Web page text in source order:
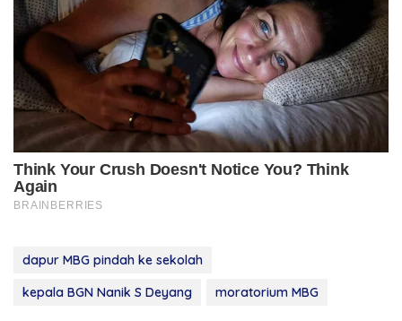
dapur MBG pindah ke sekolah
kepala BGN Nanik S Deyang
moratorium MBG